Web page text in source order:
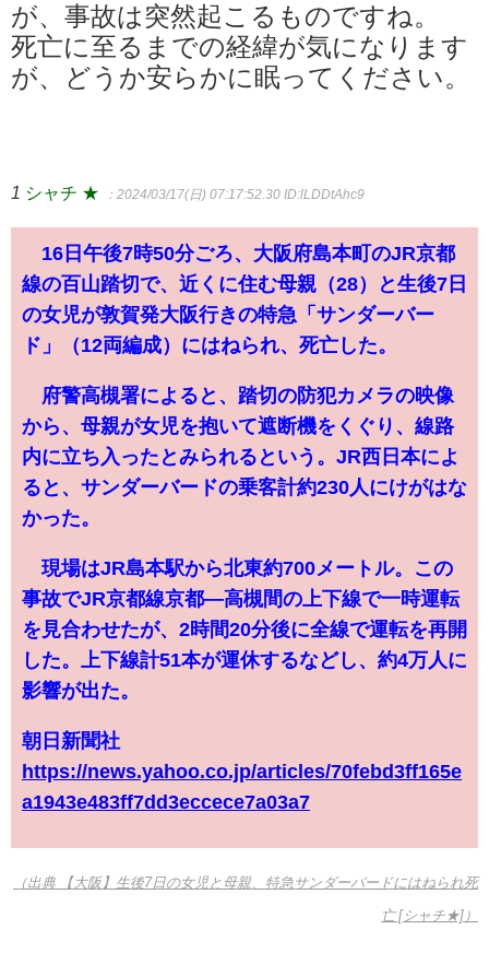
が、事故は突然起こるものですね。
死亡に至るまでの経緯が気になります
が、どうか安らかに眠ってください。
1 シャチ ★ ：2024/03/17(日) 07:17:52.30 ID:lLDDtAhc9
16日午後7時50分ごろ、大阪府島本町のJR京都
線の百山踏切で、近くに住む母親（28）と生後7日
の女児が敦賀発大阪行きの特急「サンダーバー
ド」（12両編成）にはねられ、死亡した。
府警高槻署によると、踏切の防犯カメラの映像
から、母親が女児を抱いて遮断機をくぐり、線路
内に立ち入ったとみられるという。JR西日本によ
ると、サンダーバードの乗客計約230人にけがはな
かった。
現場はJR島本駅から北東約700メートル。この
事故でJR京都線京都―高槻間の上下線で一時運転
を見合わせたが、2時間20分後に全線で運転を再開
した。上下線計51本が運休するなどし、約4万人に
影響が出た。
朝日新聞社
https://news.yahoo.co.jp/articles/70febd3ff165e
a1943e483ff7dd3eccece7a03a7
（出典 【大阪】生後7日の女児と母親、特急サンダーバードにはねられ死
亡 [シャチ★]）